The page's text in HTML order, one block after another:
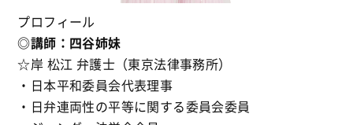
プロフィール
◎講師：四谷姉妹
☆岸 松江 弁護士（東京法律事務所）
・日本平和委員会代表理事
・日弁連両性の平等に関する委員会委員